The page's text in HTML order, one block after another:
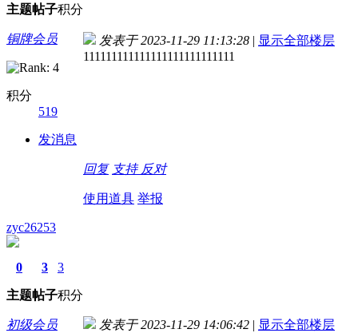
主题帖子积分
铜牌会员
积分
519
发消息
发表于 2023-11-29 11:13:28 | 显示全部楼层
111111111111111111111111111
回复 支持 反对
使用道具 举报
zyc26253
0
主题
3
帖子
3
积分
初级会员 发表于 2023-11-29 14:06:42 | 显示全部楼层